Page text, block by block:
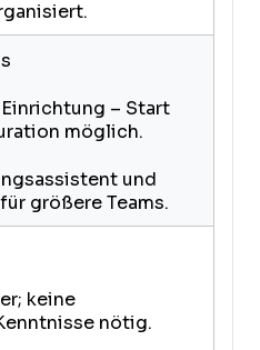
– Start
möglich.
und
größere Teams.
keine
nötig.